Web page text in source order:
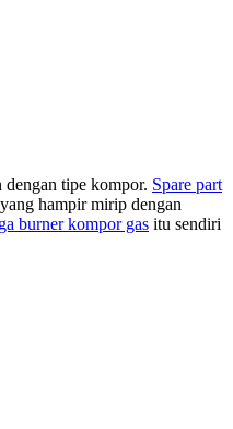
tipe kompor. Spare part
hampir mirip dengan
burner kompor gas itu sendiri